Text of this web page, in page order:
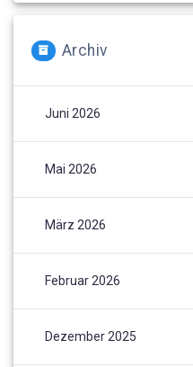
Archiv
Juni 2026
Mai 2026
März 2026
Februar 2026
Dezember 2025